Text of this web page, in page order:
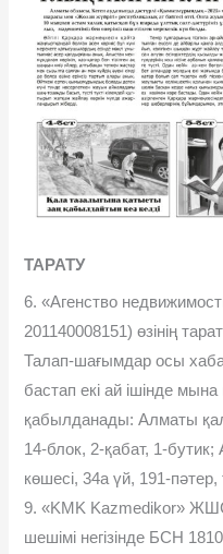
ТАРАТУ
6. «Агенство
201140008151) өзінің
Талап-шағымдар осы
бастап екі ай ішінде
қабылданады: Алматы
14-блок, 2-қабат, 1-
көшесі, 34а үй, 191-
9. «KMK Kazmedikor»
шешімі негізінде БСН